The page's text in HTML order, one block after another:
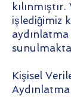
işlediğimiz
Kişisel